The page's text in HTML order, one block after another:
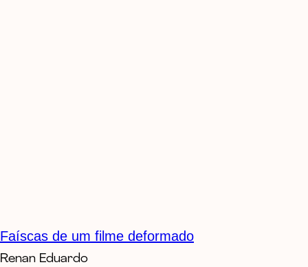
Faíscas de um filme deformado
Renan Eduardo